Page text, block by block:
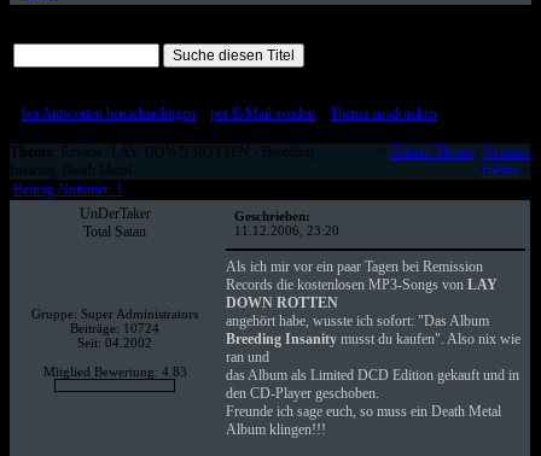
bei Antworten benachrichtigen:: per E-Mail senden:: Thema ausdrucken]
Thema : Review: LAY DOWN ROTTEN - Breeding
Insanity, Death Metal
Älteres Thema| Neueres
Thema>
Beitrag Nummer: 1
UnDerTaker
Total Satan
Gruppe: Super Administrators
Beiträge: 10724
Seit: 04.2002
Mitglied Bewertung: 4.83
Geschrieben:
11.12.2006, 23:20
Als ich mir vor ein paar Tagen bei Remission
Records die kostenlosen MP3-Songs von LAY
DOWN ROTTEN
angehört habe, wusste ich sofort: "Das Album
Breeding Insanitymusst du kaufen". Also nix wie
ran und
das Album als Limited DCD Edition gekauft und in
den CD-Player geschoben.
Freunde ich sage euch, so muss ein Death Metal
Album klingen!!!